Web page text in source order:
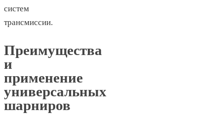
систем
трансмиссии.
Преимущества
и
применение
универсальных
шарниров